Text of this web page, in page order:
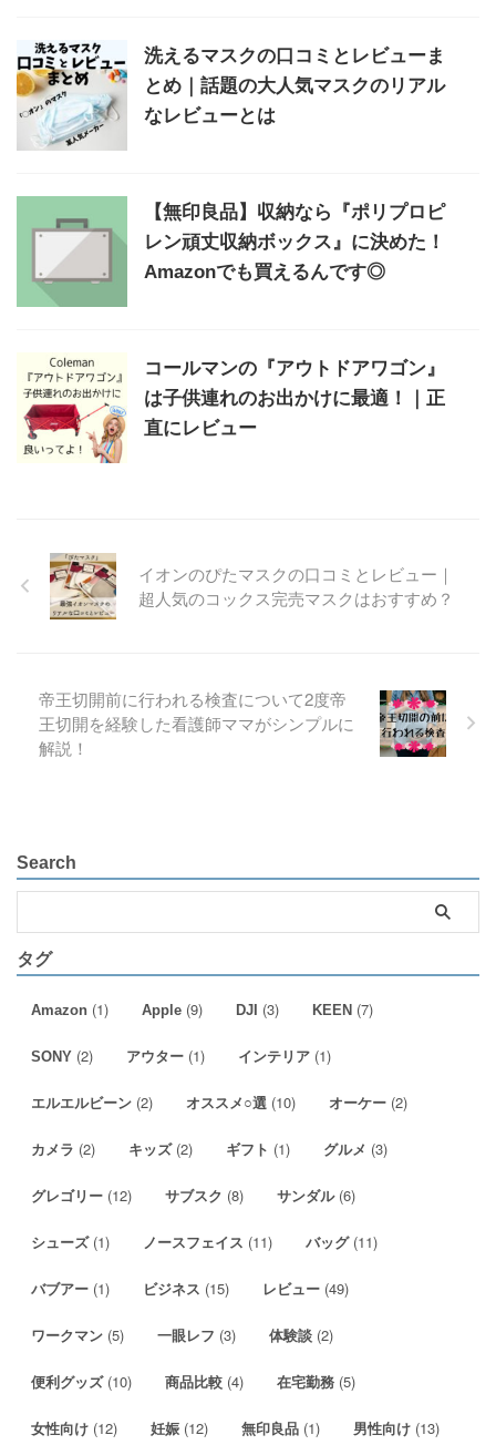
洗えるマスクの口コミとレビューま
とめ｜話題の大人気マスクのリアル
なレビューとは
【無印良品】収納なら『ポリプロピ
レン頑丈収納ボックス』に決めた！
Amazonでも買えるんです◎
コールマンの『アウトドアワゴン』
は子供連れのお出かけに最適！｜正
直にレビュー
イオンのぴたマスクの口コミとレビュー｜
超人気のコックス完売マスクはおすすめ？
帝王切開前に行われる検査について2度帝
王切開を経験した看護師ママがシンプルに
解説！
Search
タグ
Amazon (1) Apple (9) DJI (3) KEEN (7)
SONY (2) アウター (1) インテリア (1)
エルエルビーン (2) オススメ○選 (10) オーケー (2)
カメラ (2) キッズ(2) ギフト (1) グルメ (3)
グレゴリー (12) サブスク (8) サンダル(6)
シューズ(1) ノースフェイス (11) バッグ(11)
バブアー (1) ビジネス (15) レビュー (49)
ワークマン (5) 一眼レフ (3) 体験談 (2)
便利グッズ(10) 商品比較 (4) 在宅勤務 (5)
女性向け (12) 妊娠 (12) 無印良品 (1) 男性向け (13)